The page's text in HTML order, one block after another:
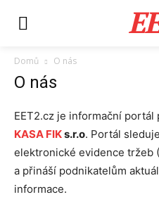
Domů O nás
O nás
EET2.cz je informační
KASA FIKs.r.o. Portál
elektronické evidence tržeb
a přináší podnikatelům
informace.